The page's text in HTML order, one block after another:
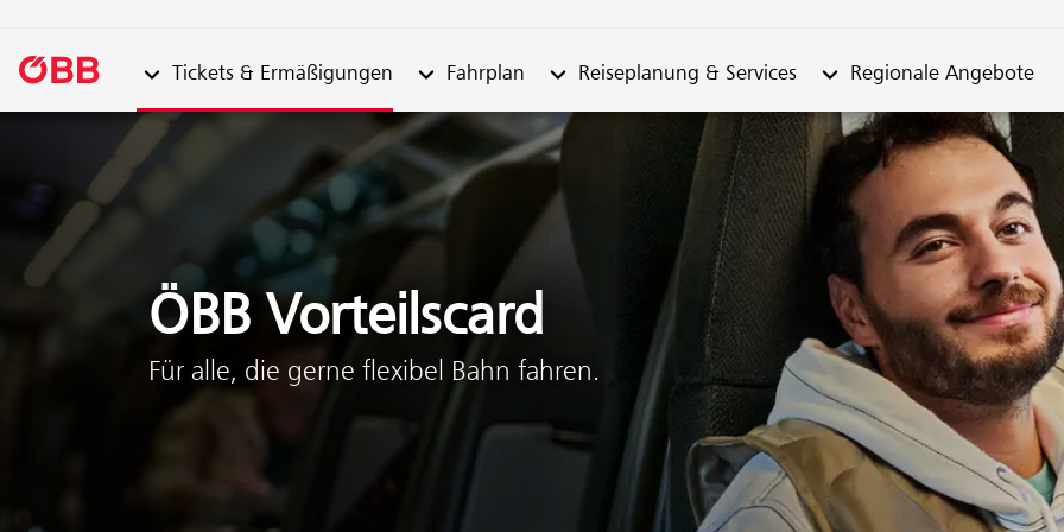
Zum Inhalt springen (Alt + 0)
Zum Menü springen (Alt + 1)
Zum Chatbot springen (Alt+2)
Untermenü von "Tickets & Ermäßigungen"
Tickets & Ermäßigungen Untermenü von "Fahrplan"
Fahrplan Untermenü von "Reiseplanung & Services"
Reiseplanung & Services Untermenü von "Regionale
Regionale Angebote
ÖBB Vorteilscard
Für alle, die gerne flexibel Bahn fahren.